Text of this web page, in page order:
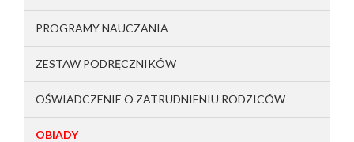
PROGRAMY NAUCZANIA
ZESTAW PODRĘCZNIKÓW
OŚWIADCZENIE O ZATRUDNIENIU RODZICÓW
OBIADY